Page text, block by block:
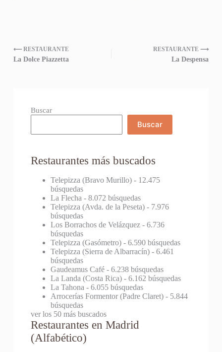
⟵ RESTAURANTE
La Dolce Piazzetta
RESTAURANTE ⟶
La Despensa
Buscar
Buscar
Restaurantes más buscados
Telepizza (Bravo Murillo)- 12.475
búsquedas
La Flecha - 8.072 búsquedas
Telepizza (Avda. de la Peseta)- 7.976
búsquedas
Los Borrachos de Velázquez- 6.736
búsquedas
Telepizza (Gasómetro)- 6.590 búsquedas
Telepizza (Sierra de Albarracín)- 6.461
búsquedas
Gaudeamus Café- 6.238 búsquedas
La Landa (Costa Rica)- 6.162 búsquedas
La Tahona - 6.055 búsquedas
Arrocerías Formentor (Padre Claret)- 5.844
búsquedas
ver los 50 más buscados
Restaurantes en Madrid
(Alfabético)